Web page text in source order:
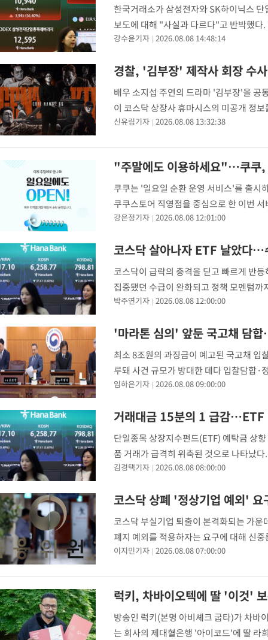
한국거래소가 삼성전자와 SK하이닉스
보도에 대해 "사실과 다르다"고 반박했
의 예비심사 소요 기간은 총 13일로, 최
강수윤기자 2026.08.08 14:48:14
경찰, '김부장' 제작사 회장 수
배우 소지섭 주연의 드라마 '김부장'을 공
이 코스닥 상장사 휴마시스의 미공개 정
서울경찰청 광역수사단 금융범죄수사대
신유림기자 2026.08.08 13:32:38
"주말에도 이용하세요"…쿠쿠
쿠쿠는 '일요일 순환 운영 서비스'를 출시
쿠쿠스토어 직영점을 중심으로 한 이번
있도록 돕고자 마련됐다. 이달 9일부터
강은정기자 2026.08.08 12:01:00
코스닥 살아나자 ETF 날았다…
코스닥이 급락의 충격을 딛고 빠르게 반
집중됐던 수급이 완화되고 정책 모멘텀
스닥지수는 지난 7일 798.81에 장을 마
박주연기자 2026.08.08 12:00:00
'마라톤 심의' 앞둔 국고채 담
최소 8조원의 과징금이 예고된 국고채 입
루돼 사건 규모가 방대한 데다 입찰담합·
친 '마라톤 심의'가 예고됐다. 8일 업계에
임하은기자 2026.08.08 09:00:00
거래대금 15분의 1 급감
단일종목 상장지수펀드(ETF) 예탁금 상
품 거래가 급격히 위축된 것으로 나타났
래에서 차지하는 비중도 6분의 1 수준으
김경택기자 2026.08.08 08:00:00
코스닥 상폐 '정상기업 예외'
코스닥 부실기업 퇴출이 본격화되는 가
폐지 예외를 적용하자는 요구에 대해 신
에 따르면 금융위는 상장폐지 요건 완화
이지민기자 2026.08.08 07:00:00
럭키, 차바이오텍에 딸 '이것'
방송인 럭키(본명 아비셰크 굽타)가 차바
는 회사의 제대혈은행 '아이코드'에 딸 라